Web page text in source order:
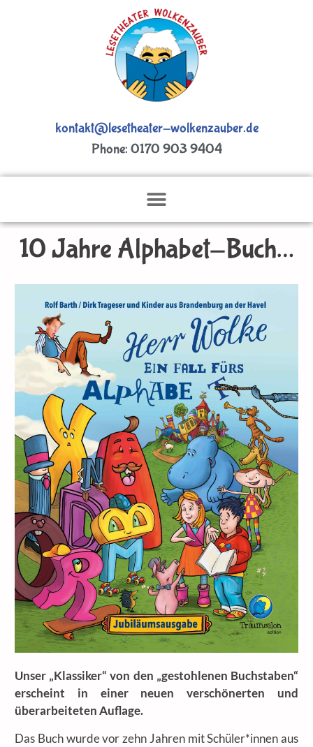
kontakt@lesetheater-wolkenzauber.de
Phone: 0170 903 9404
10 Jahre Alphabet-Buch…
Unser „Klassiker“ von den „gestohlenen Buchstaben“
erscheint in einer neuen verschönerten und
überarbeiteten Auflage.
Das Buch wurde vor zehn Jahren mit Schüler*innen aus